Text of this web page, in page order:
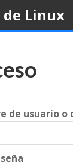
Linux
de usuario